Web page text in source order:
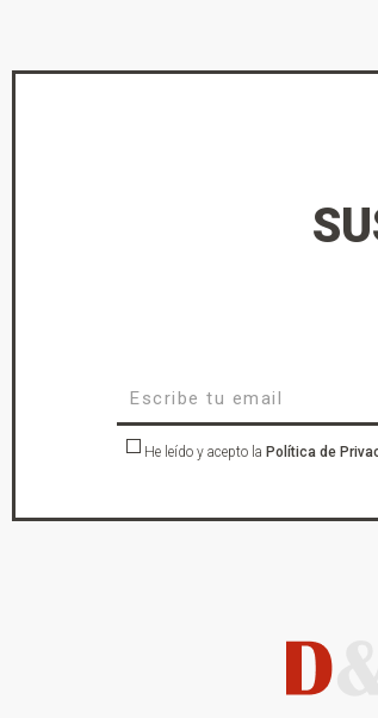
He leído y acepto la Política de